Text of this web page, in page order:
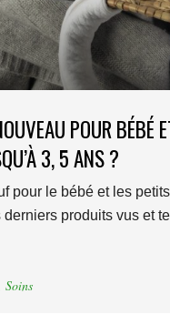
POUR BÉBÉ
3, 5 ANS ?
pour le bébé et les petits
derniers produits vus et
Soins